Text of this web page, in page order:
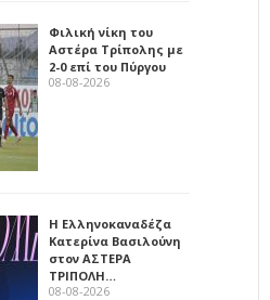
Φιλική νίκη του
Αστέρα Τρίπολης με
2-0 επί του Πύργου
08-08-2026
Η Ελληνοκαναδέζα
Κατερίνα Βασιλούνη
στον ΑΣΤΕΡΑ
ΤΡΙΠΟΛΗ…
08-08-2026